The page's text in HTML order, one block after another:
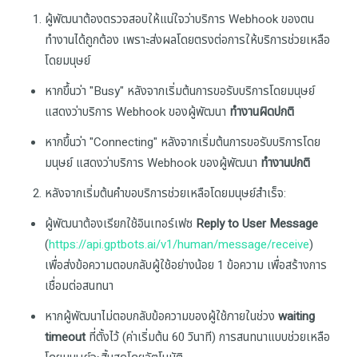
ผู้พัฒนาต้องตรวจสอบให้แน่ใจว่าบริการ Webhook ของตน
ทำงานได้ถูกต้อง เพราะส่งผลโดยตรงต่อการให้บริการช่วยเหลือ
โดยมนุษย์
หากขึ้นว่า "Busy" หลังจากเริ่มต้นการขอรับบริการโดยมนุษย์
แสดงว่าบริการ Webhook ของผู้พัฒนา ทำงานผิดปกติ
หากขึ้นว่า "Connecting" หลังจากเริ่มต้นการขอรับบริการโดย
มนุษย์ แสดงว่าบริการ Webhook ของผู้พัฒนา ทำงานปกติ
หลังจากเริ่มต้นคำขอบริการช่วยเหลือโดยมนุษย์สำเร็จ:
ผู้พัฒนาต้องเรียกใช้อินเทอร์เฟซ Reply to User Message
(https://api.gptbots.ai/v1/human/message/receive)
เพื่อส่งข้อความตอบกลับผู้ใช้อย่างน้อย 1 ข้อความ เพื่อสร้างการ
เชื่อมต่อสนทนา
หากผู้พัฒนาไม่ตอบกลับข้อความของผู้ใช้ภายในช่วง waiting
timeoutที่ตั้งไว้ (ค่าเริ่มต้น 60 วินาที) การสนทนาแบบช่วยเหลือ